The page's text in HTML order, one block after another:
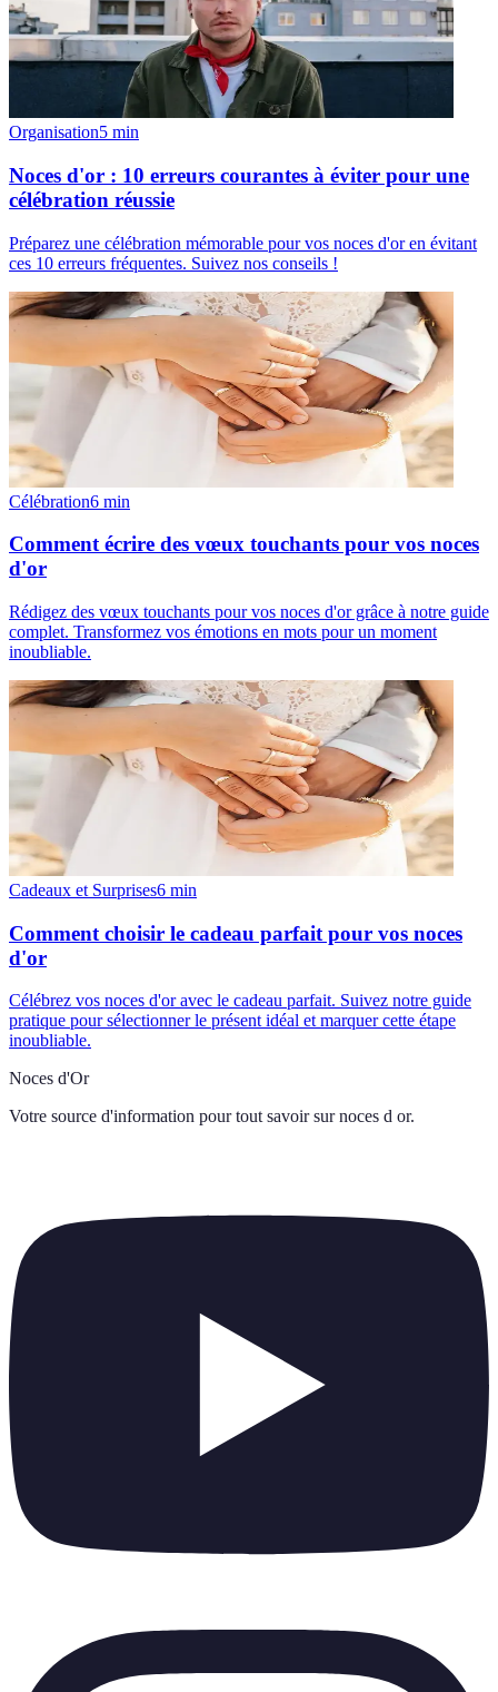
Organisation5 min
Noces d'or : 10 erreurs courantes à éviter pour une
célébration réussie
Préparez une célébration mémorable pour vos noces d'or en évitant
ces 10 erreurs fréquentes. Suivez nos conseils !
Célébration6 min
Comment écrire des vœux touchants pour vos noces
d'or
Rédigez des vœux touchants pour vos noces d'or grâce à notre guide
complet. Transformez vos émotions en mots pour un moment
inoubliable.
Cadeaux et Surprises6 min
Comment choisir le cadeau parfait pour vos noces
d'or
Célébrez vos noces d'or avec le cadeau parfait. Suivez notre guide
pratique pour sélectionner le présent idéal et marquer cette étape
inoubliable.
Noces d'Or
Votre source d'information pour tout savoir sur noces d or.